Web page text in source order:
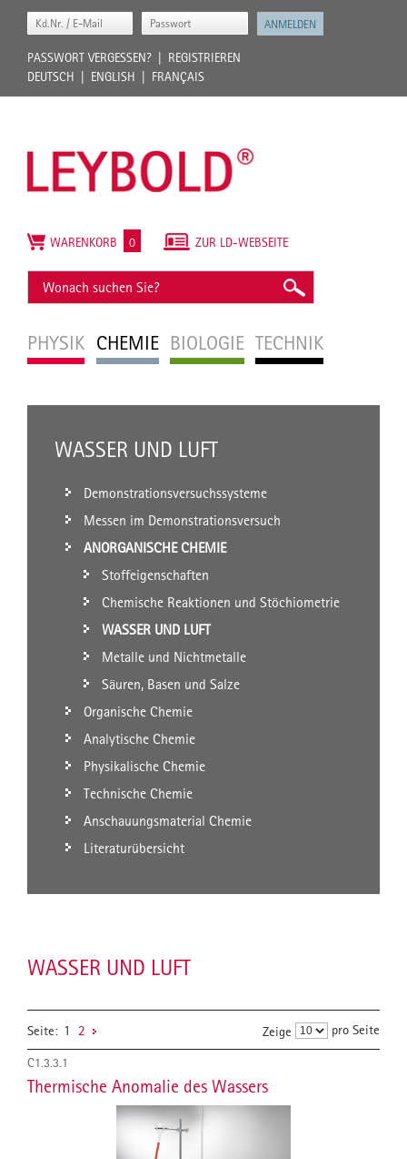
PASSWORT VERGESSEN?
REGISTRIEREN
DEUTSCH
ENGLISH FRANÇAIS
PHYSIK CHEMIE BIOLOGIE TECHNIK
ZUR LD-WEBSEITE
WARENKORB 0
WASSER UND LUFT
Demonstrationsversuchssysteme
Messen im Demonstrationsversuch
ANORGANISCHE CHEMIE
Stoffeigenschaften
Chemische Reaktionen und Stöchiometrie
WASSER UND LUFT
Metalle und Nichtmetalle
Säuren, Basen und Salze
Organische Chemie
Analytische Chemie
Physikalische Chemie
Technische Chemie
Anschauungsmaterial Chemie
Literaturübersicht
WASSER UND LUFT
Seite: 1 2 Zeige pro Seite
C1.3.3.1
Thermische Anomalie des Wassers